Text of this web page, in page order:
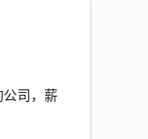
司，薪